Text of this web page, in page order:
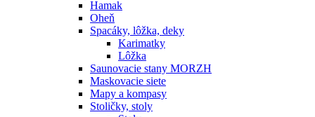
Hamak
Oheň
Spacáky, lôžka, deky
Karimatky
Lôžka
Saunovacie stany MORZH
Maskovacie siete
Mapy a kompasy
Stoličky, stoly